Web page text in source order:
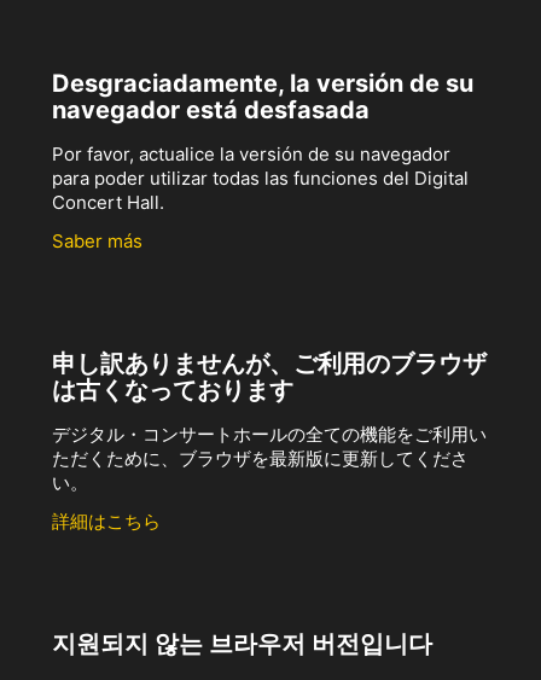
Desgraciadamente, la versión de su
navegador está desfasada
Por favor, actualice la versión de su navegador
para poder utilizar todas las funciones del Digital
Concert Hall.
Saber más
申し訳ありませんが、ご利用のブラウザ
は古くなっております
デジタル・コンサートホールの全ての機能をご利用い
ただくために、ブラウザを最新版に更新してくださ
い。
詳細はこちら
지원되지 않는 브라우저 버전입니다